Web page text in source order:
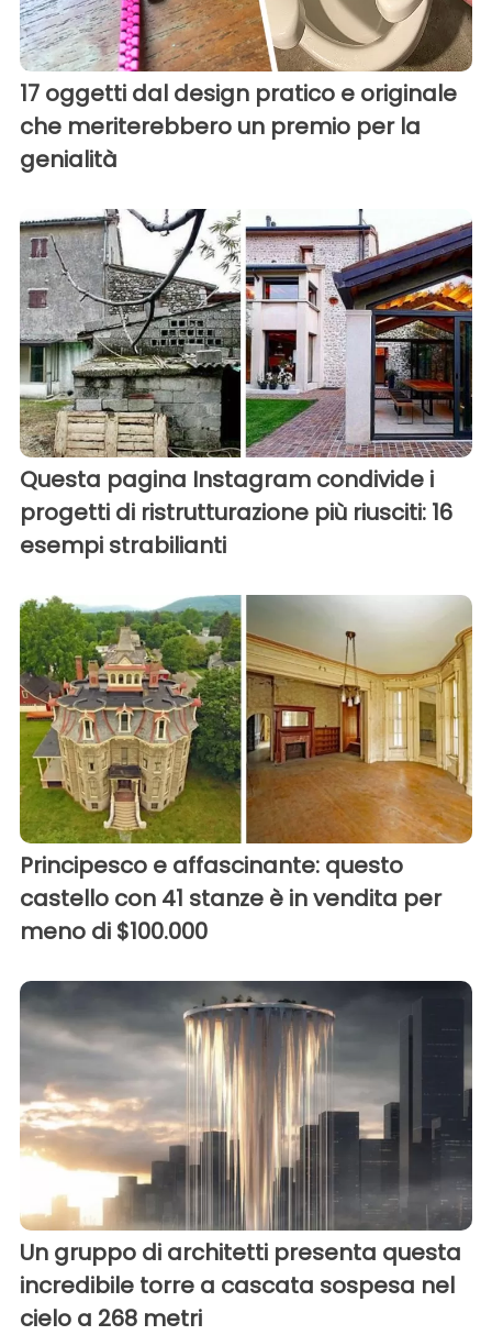
17 oggetti dal design pratico e originale
che meriterebbero un premio per la
genialità
Questa pagina Instagram condivide i
progetti di ristrutturazione più riusciti: 16
esempi strabilianti
Principesco e affascinante: questo
castello con 41 stanze è in vendita per
meno di $100.000
Un gruppo di architetti presenta questa
incredibile torre a cascata sospesa nel
cielo a 268 metri